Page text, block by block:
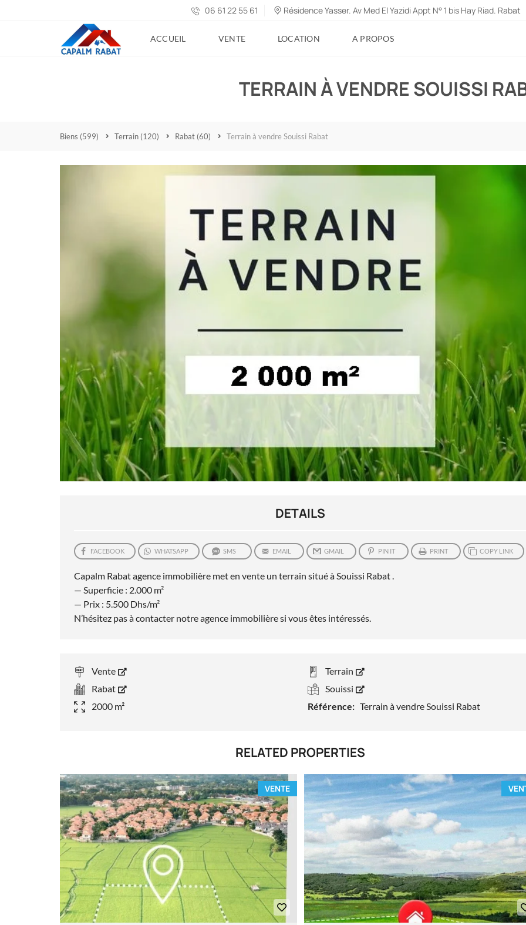
06 61 22 55 61 Résidence Yasser. Av Med El Yazidi Appt N° 1 bis Hay Riad. Rabat
ACCUEIL VENTE LOCATION A PROPOS
TERRAIN À VENDRE SOUISSI
Biens (599) Terrain (120) Rabat (60) Terrain à vendre Souissi Rabat
DETAILS
FACEBOOK WHATSAPP SMS EMAIL GMAIL PIN IT PRINT COPY LINK
Capalm Rabat agence immobilière met en vente un terrain situé à Souissi Rabat .
— Superficie : 2.000 m²
— Prix : 5.500 Dhs/m²
N’hésitez pas à contacter notre agence immobilière si vous êtes intéressés.
Vente
Terrain
Rabat
Souissi
2000 m²
Référence: Terrain à vendre Souissi Rabat
RELATED PROPERTIES
VENTE